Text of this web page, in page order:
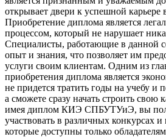
открывает двери к успешной карьере
Приобретение диплома является
процессом, который не нарушает
Специалисты, работающие в данной
опыт и знания, что позволяет им
услуги своим клиентам. Одним из
приобретения диплома является
не придется тратить годы на учебу и
а сможете сразу начать строить свою
имея диплом КИЭ СПБУТУиЭ, вы
участвовать в различных конкурсах
которые доступны только